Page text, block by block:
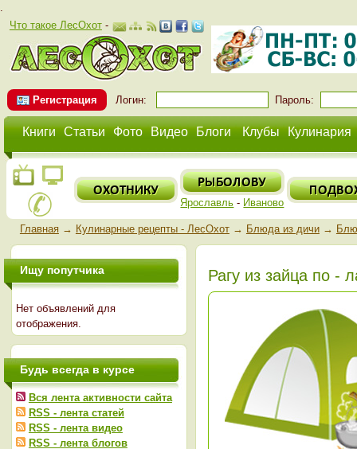
.
Что такое ЛесОхот-
Регистрация Логин: Пароль:
Книги Статьи Фото Видео Блоги Клубы Кулинария
Ярославль - Иваново
Главная→ Кулинарные рецепты - ЛесОхот→ Блюда из дичи→
Рагу из зайца по -
Ищу попутчика
Нет объявлений для
отображения.
Будь всегда в курсе
Вся лента активности сайта
RSS - лента статей
RSS - лента видео
RSS - лента блогов